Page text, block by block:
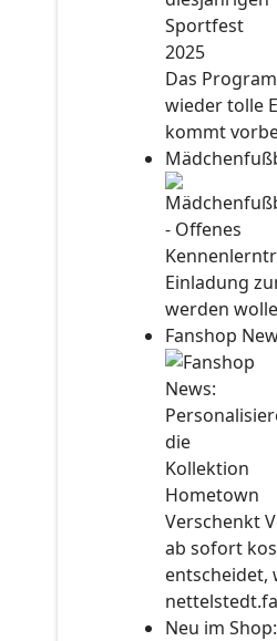
Das
wieder tolle
kommt
Einladung
werden
Fanshop
Verschenkt
ab sofort
Neu im